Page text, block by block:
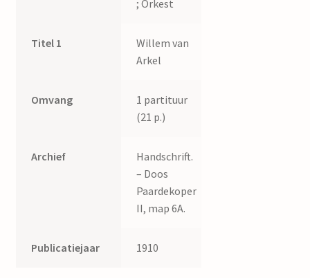
; Orkest
Titel 1
Willem van
Arkel
Omvang
1 partituur
(21 p.)
Archief
Handschrift.
– Doos
Paardekoper
II, map 6A.
Publicatiejaar 1910